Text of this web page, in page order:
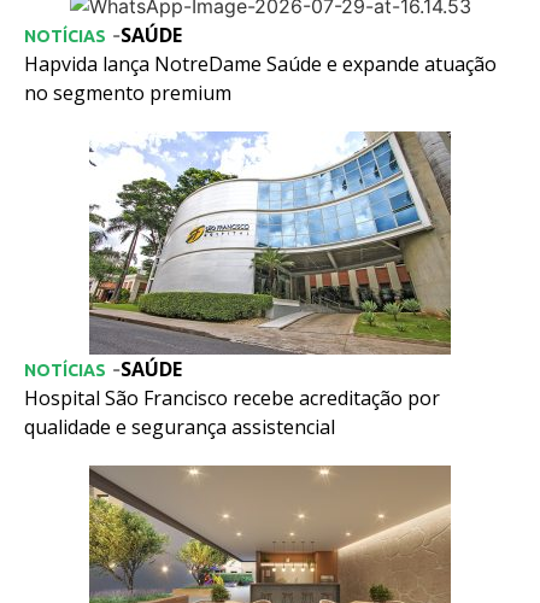
SAÚDE
NOTÍCIAS -
Hapvida lança NotreDame Saúde e expande atuação
no segmento premium
SAÚDE
NOTÍCIAS -
Hospital São Francisco recebe acreditação por
qualidade e segurança assistencial